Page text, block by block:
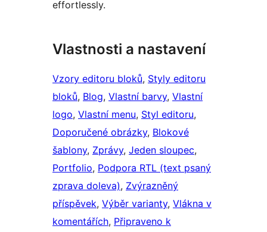
effortlessly.
Vlastnosti a nastavení
Vzory editoru bloků, Styly editoru
bloků, Blog, Vlastní barvy, Vlastní
logo, Vlastní menu, Styl editoru
Doporučené obrázky, Blokové
šablony, Zprávy, Jeden sloupec
Portfolio, Podpora RTL (text psaný
zprava doleva), Zvýrazněný
příspěvek, Výběr varianty, Vlákna v
komentářích, Připraveno k